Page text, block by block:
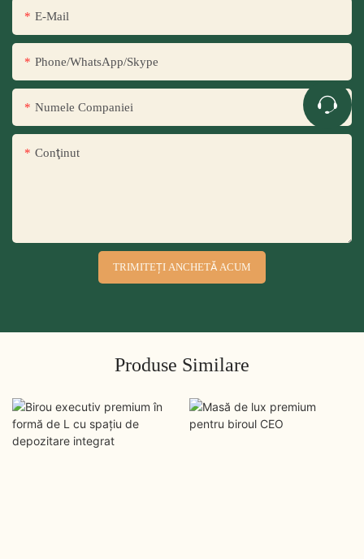
E-Mail
Phone/WhatsApp/Skype
Numele Companiei
Conţinut
TRIMITEȚI ANCHETĂ ACUM
Produse Similare